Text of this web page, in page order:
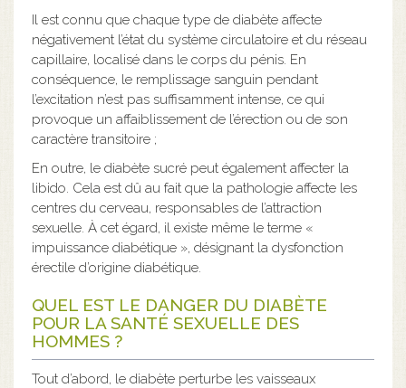
Il est connu que chaque type de diabète affecte
négativement l’état du système circulatoire et du réseau
capillaire, localisé dans le corps du pénis. En
conséquence, le remplissage sanguin pendant
l’excitation n’est pas suffisamment intense, ce qui
provoque un affaiblissement de l’érection ou de son
caractère transitoire ;
En outre, le diabète sucré peut également affecter la
libido. Cela est dû au fait que la pathologie affecte les
centres du cerveau, responsables de l’attraction
sexuelle. À cet égard, il existe même le terme «
impuissance diabétique », désignant la dysfonction
érectile d’origine diabétique.
QUEL EST LE DANGER DU DIABÈTE
POUR LA SANTÉ SEXUELLE DES
HOMMES ?
Tout d’abord, le diabète perturbe les vaisseaux